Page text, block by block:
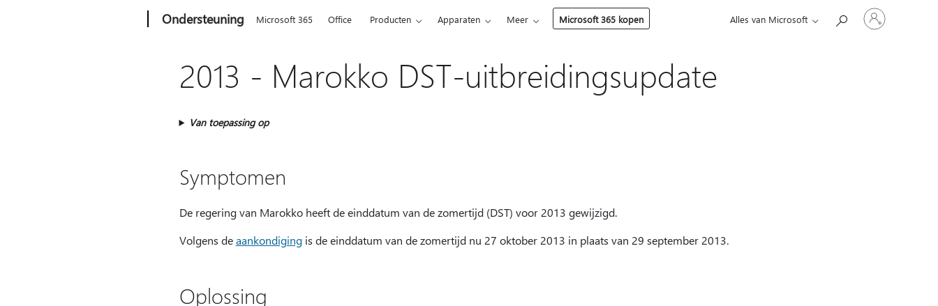
Ondersteuning Microsoft 365 Office Producten Apparaten Meer Microsoft 365 kopen Alles van Microsoft
Meld
je
aan
2013 - Marokko DST-uitbreidingsupdate
Van toepassing op
Symptomen
De regering van Marokko heeft de einddatum van de zomertijd (DST) voor 2013 gewijzigd.
Volgens deaankondigingis de einddatum van de zomertijd nu 27 oktober 2013 in plaats van 29 september 2013.
Oplossing